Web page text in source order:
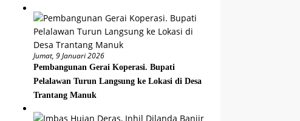
Jumat, 9 Januari 2026
Pembangunan Gerai Koperasi. Bupati
Pelalawan Turun Langsung ke Lokasi di Desa
Trantang Manuk